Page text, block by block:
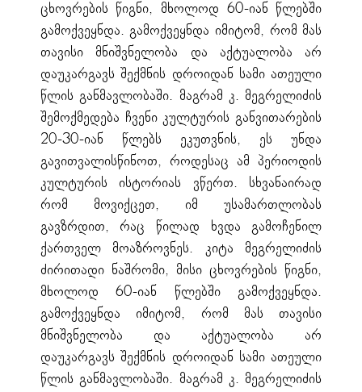
ცხოვრების წიგნი, მხოლოდ 60-იან წლებში
გამოქვეყნდა. გამოქვეყნდა იმიტომ, რომ მას
თავისი მნიშვნელობა და აქტუალობა არ
დაუკარგავს შექმნის დროიდან სამი ათეული
წლის განმავლობაში. მაგრამ კ. მეგრელიძის
შემოქმედება ჩვენი კულტურის განვითარების
20-30-იან წლებს ეკუთვნის, ეს უნდა
გავითვალისწინოთ, როდესაც ამ პერიოდის
კულტურის ისტორიას ვწერთ. სხვანაირად
რომ მოვიქცეთ, იმ უსამართლობას
გავზრდით, რაც წილად ხვდა გამოჩენილ
ქართველ მოაზროვნეს. კიტა მეგრელიძის
ძირითადი ნაშრომი, მისი ცხოვრების წიგნი,
მხოლოდ 60-იან წლებში გამოქვეყნდა.
გამოქვეყნდა იმიტომ, რომ მას თავისი
მნიშვნელობა და აქტუალობა არ
დაუკარგავს შექმნის დროიდან სამი ათეული
წლის განმავლობაში. მაგრამ კ. მეგრელიძის